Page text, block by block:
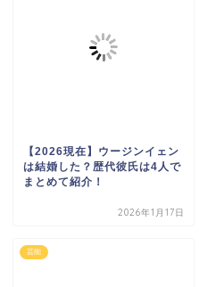
【2026現在】ウージンイェン
は結婚した？歴代彼氏は4人で
まとめて紹介！
2026年1月17日
芸能